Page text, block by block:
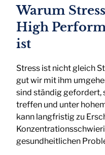
Warum
High
ist
Stress ist nicht gleich
gut wir mit ihm
sind ständig gefordert,
treffen und unter
kann langfristig zu
gesundheitlichen